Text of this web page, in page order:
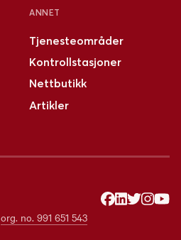
ANNET
Tjenesteområder
Kontrollstasjoner
Nettbutikk
Artikler
org. no. 991 651 543